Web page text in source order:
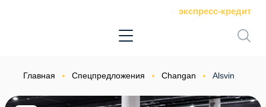
экспресс-кредит
Главная Спецпредложения Changan Alsvin